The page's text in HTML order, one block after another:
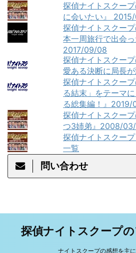
探偵ナイトスクー
に会いたい』
探偵ナイトスクー
本一周旅行で出会っ
2017/09/08
探偵ナイトスクー
愛ある決断に局長
探偵ナイトスクー
る結末」をテーマ
る総集編！』2019/
探偵ナイトスクー
つ3姉弟』2008/
探偵ナイトスクー
一覧
問い合わせ
探偵ナイトスクープ
ナイトスクープの感想を主